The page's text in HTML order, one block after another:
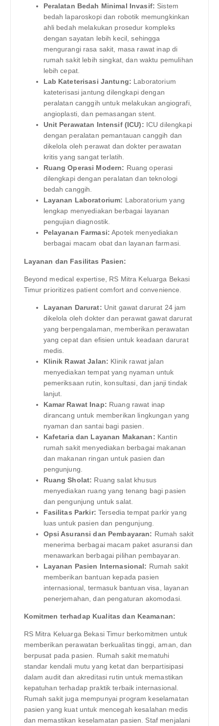
Peralatan Bedah Minimal Invasif: Sistem
bedah laparoskopi dan robotik memungkinkan
ahli bedah melakukan prosedur kompleks
dengan sayatan lebih kecil, sehingga
mengurangi rasa sakit, masa rawat inap di
rumah sakit lebih singkat, dan waktu pemulihan
lebih cepat.
Lab Kateterisasi Jantung: Laboratorium
kateterisasi jantung dilengkapi dengan
peralatan canggih untuk melakukan angiografi,
angioplasti, dan pemasangan stent.
Unit Perawatan Intensif (ICU): ICU dilengkapi
dengan peralatan pemantauan canggih dan
dikelola oleh perawat dan dokter perawatan
kritis yang sangat terlatih.
Ruang Operasi Modern: Ruang operasi
dilengkapi dengan peralatan dan teknologi
bedah canggih.
Layanan Laboratorium: Laboratorium yang
lengkap menyediakan berbagai layanan
pengujian diagnostik.
Pelayanan Farmasi: Apotek menyediakan
berbagai macam obat dan layanan farmasi.
Layanan dan Fasilitas Pasien:
Beyond medical expertise, RS Mitra Keluarga Bekasi
Timur prioritizes patient comfort and convenience.
Layanan Darurat: Unit gawat darurat 24 jam
dikelola oleh dokter dan perawat gawat darurat
yang berpengalaman, memberikan perawatan
yang cepat dan efisien untuk keadaan darurat
medis.
Klinik Rawat Jalan: Klinik rawat jalan
menyediakan tempat yang nyaman untuk
pemeriksaan rutin, konsultasi, dan janji tindak
lanjut.
Kamar Rawat Inap: Ruang rawat inap
dirancang untuk memberikan lingkungan yang
nyaman dan santai bagi pasien.
Kafetaria dan Layanan Makanan: Kantin
rumah sakit menyediakan berbagai makanan
dan makanan ringan untuk pasien dan
pengunjung.
Ruang Sholat: Ruang salat khusus
menyediakan ruang yang tenang bagi pasien
dan pengunjung untuk salat.
Fasilitas Parkir: Tersedia tempat parkir yang
luas untuk pasien dan pengunjung.
Opsi Asuransi dan Pembayaran: Rumah sakit
menerima berbagai macam paket asuransi dan
menawarkan berbagai pilihan pembayaran.
Layanan Pasien Internasional: Rumah sakit
memberikan bantuan kepada pasien
internasional, termasuk bantuan visa, layanan
penerjemahan, dan pengaturan akomodasi.
Komitmen terhadap Kualitas dan Keamanan:
RS Mitra Keluarga Bekasi Timur berkomitmen untuk
memberikan perawatan berkualitas tinggi, aman, dan
berpusat pada pasien. Rumah sakit mematuhi
standar kendali mutu yang ketat dan berpartisipasi
dalam audit dan akreditasi rutin untuk memastikan
kepatuhan terhadap praktik terbaik internasional.
Rumah sakit juga mempunyai program keselamatan
pasien yang kuat untuk mencegah kesalahan medis
dan memastikan keselamatan pasien. Staf menjalani